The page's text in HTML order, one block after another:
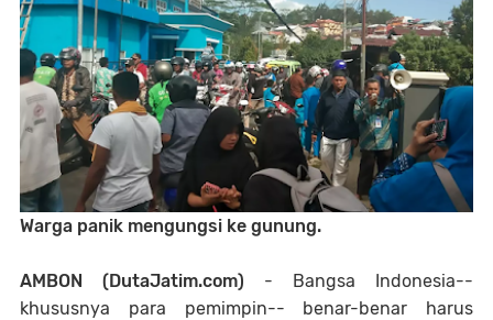
Warga panik mengungsi ke gunung.
AMBON (DutaJatim.com) - Bangsa Indonesia--
khususnya para pemimpin-- benar-benar harus